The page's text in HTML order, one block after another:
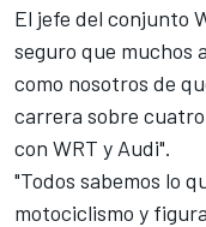
El jefe del conjunto
seguro que muchos
como nosotros de
carrera sobre cuatro
con WRT y Audi".
"Todos sabemos lo
motociclismo y